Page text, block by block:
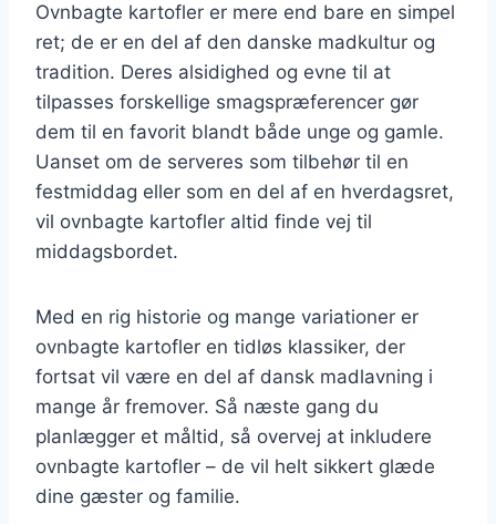
Ovnbagte kartofler er mere end bare en simpel
ret; de er en del af den danske madkultur og
tradition. Deres alsidighed og evne til at
tilpasses forskellige smagspræferencer gør
dem til en favorit blandt både unge og gamle.
Uanset om de serveres som tilbehør til en
festmiddag eller som en del af en hverdagsret,
vil ovnbagte kartofler altid finde vej til
middagsbordet.
Med en rig historie og mange variationer er
ovnbagte kartofler en tidløs klassiker, der
fortsat vil være en del af dansk madlavning i
mange år fremover. Så næste gang du
planlægger et måltid, så overvej at inkludere
ovnbagte kartofler – de vil helt sikkert glæde
dine gæster og familie.